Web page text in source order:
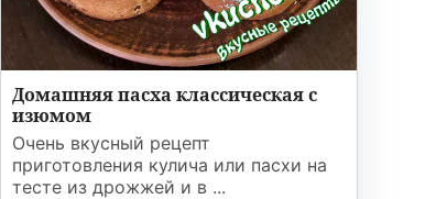
Домашняя пасха классическая с
изюмом
Очень вкусный рецепт
приготовления кулича или пасхи на
тесте из дрожжей и в ...